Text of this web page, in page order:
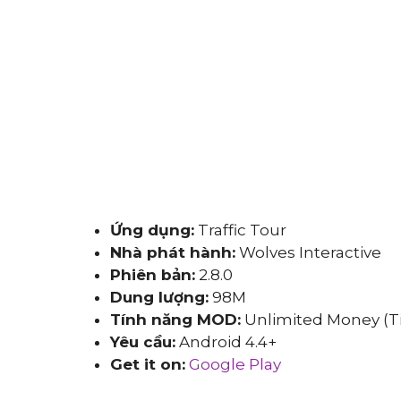
Ứng dụng: Traffic Tour
Nhà phát hành: Wolves Interactive
Phiên bản: 2.8.0
Dung lượng: 98M
Tính năng MOD: Unlimited Money
Yêu cầu: Android 4.4+
Get it on: Google Play